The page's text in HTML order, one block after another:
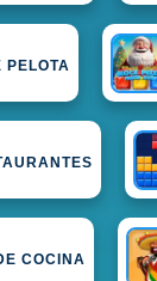
PELOTA
COCINA